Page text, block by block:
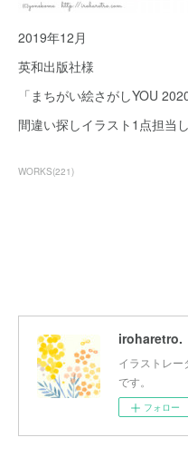
2019年12月
英和出版社様
「まちがい絵さがしYOU
間違い探しイラスト1点担当し
WORKS(221)
iroharetro.
イラストレー
です。
フォロー